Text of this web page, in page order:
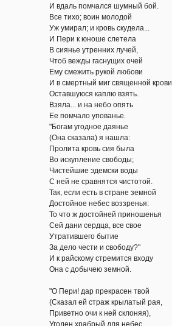
И вдаль помчался шумный бой.
Все тихо; воин молодой
Уж умирал; и кровь скудела...
И Пери к юноше слетела
В сиянье утренних лучей,
Чтоб вежды гаснущих очей
Ему смежить рукой любови
И в смертный миг священной крови
Оставшуюся каплю взять.
Взяла... и на небо опять
Ее помчало упованье.
"Богам угодное даянье
(Она сказала) я нашла:
Пролита кровь сия была
Во искупление свободы;
Чистейшие эдемски воды
С ней не сравнятся чистотой.
Так, если есть в стране земной
Достойное небес воззренья:
То что ж достойней приношенья
Сей дани сердца, все свое
Утратившего бытие
За дело чести и свободу?"
И к райскому стремится входу
Она с добычею земной.
"О Пери! дар прекрасен твой
(Сказал ей страж крылатый рая,
Приветно очи к ней склоняя),
Угоден храбрый для небес,